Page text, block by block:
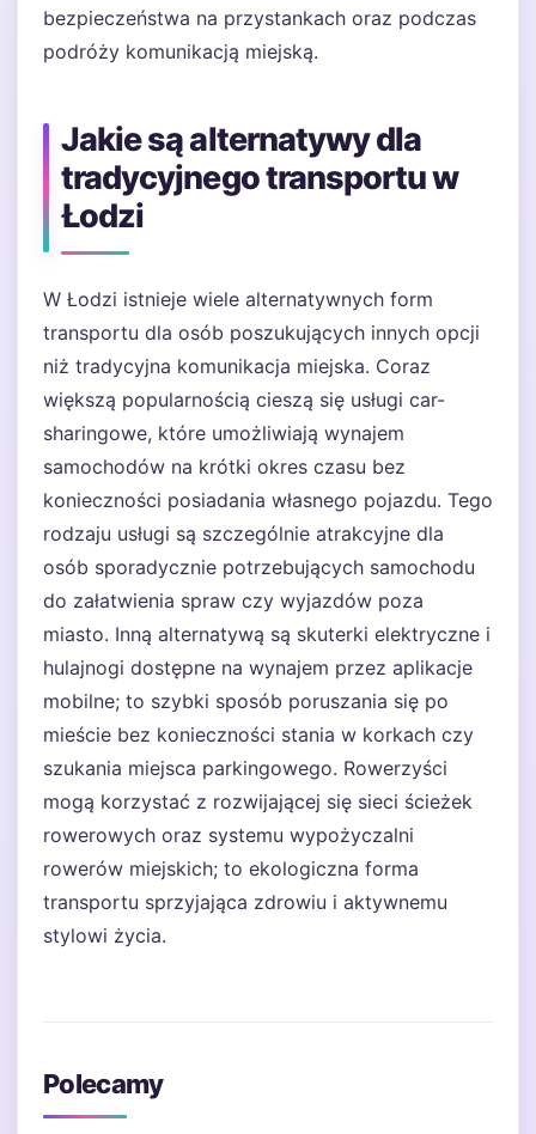
bezpieczeństwa na przystankach oraz podczas
podróży komunikacją miejską.
Jakie są alternatywy dla
tradycyjnego transportu w
Łodzi
W Łodzi istnieje wiele alternatywnych form
transportu dla osób poszukujących innych opcji
niż tradycyjna komunikacja miejska. Coraz
większą popularnością cieszą się usługi car-
sharingowe, które umożliwiają wynajem
samochodów na krótki okres czasu bez
konieczności posiadania własnego pojazdu. Tego
rodzaju usługi są szczególnie atrakcyjne dla
osób sporadycznie potrzebujących samochodu
do załatwienia spraw czy wyjazdów poza
miasto. Inną alternatywą są skuterki elektryczne i
hulajnogi dostępne na wynajem przez aplikacje
mobilne; to szybki sposób poruszania się po
mieście bez konieczności stania w korkach czy
szukania miejsca parkingowego. Rowerzyści
mogą korzystać z rozwijającej się sieci ścieżek
rowerowych oraz systemu wypożyczalni
rowerów miejskich; to ekologiczna forma
transportu sprzyjająca zdrowiu i aktywnemu
stylowi życia.
Polecamy